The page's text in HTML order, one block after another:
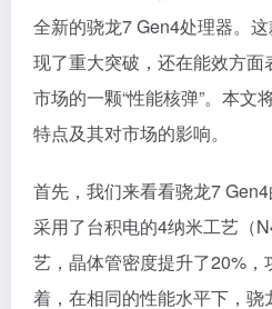
全新的骁龙7 Gen4处理器。
现了重大突破，还在能效方
市场的一颗“性能核弹”。本文
特点及其对市场的影响。
首先，我们来看看骁龙7
采用了台积电的4纳米工艺（
艺，晶体管密度提升了20%
着，在相同的性能水平下，